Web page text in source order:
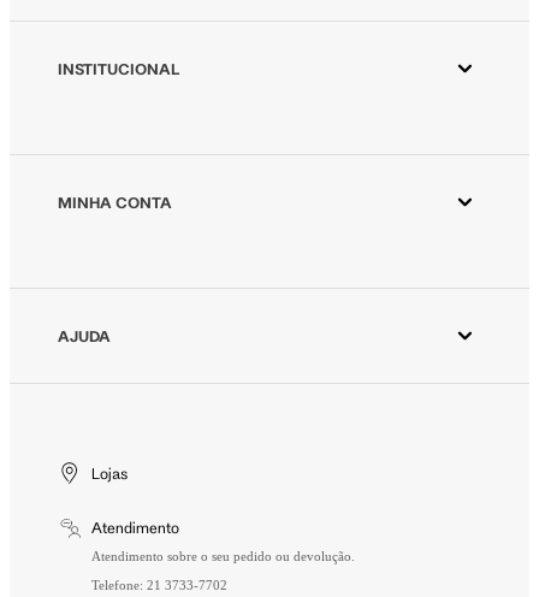
INSTITUCIONAL
Animale ESG
Trabalhe Conosco
MINHA CONTA
Meus Pedidos
AJUDA
Cuidados Especiais
Perguntas Frequentes
Lojas
Atendimento
Atendimento sobre o seu pedido ou devolução.
Telefone: 21 3733-7702